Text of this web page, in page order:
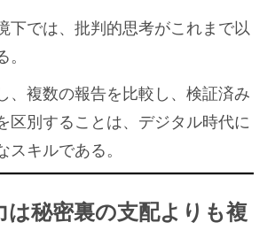
下では、批判的思考がこれまで以
、複数の報告を比較し、検証済み
区別することは、デジタル時代に
キルである。
は秘密裏の支配よりも複